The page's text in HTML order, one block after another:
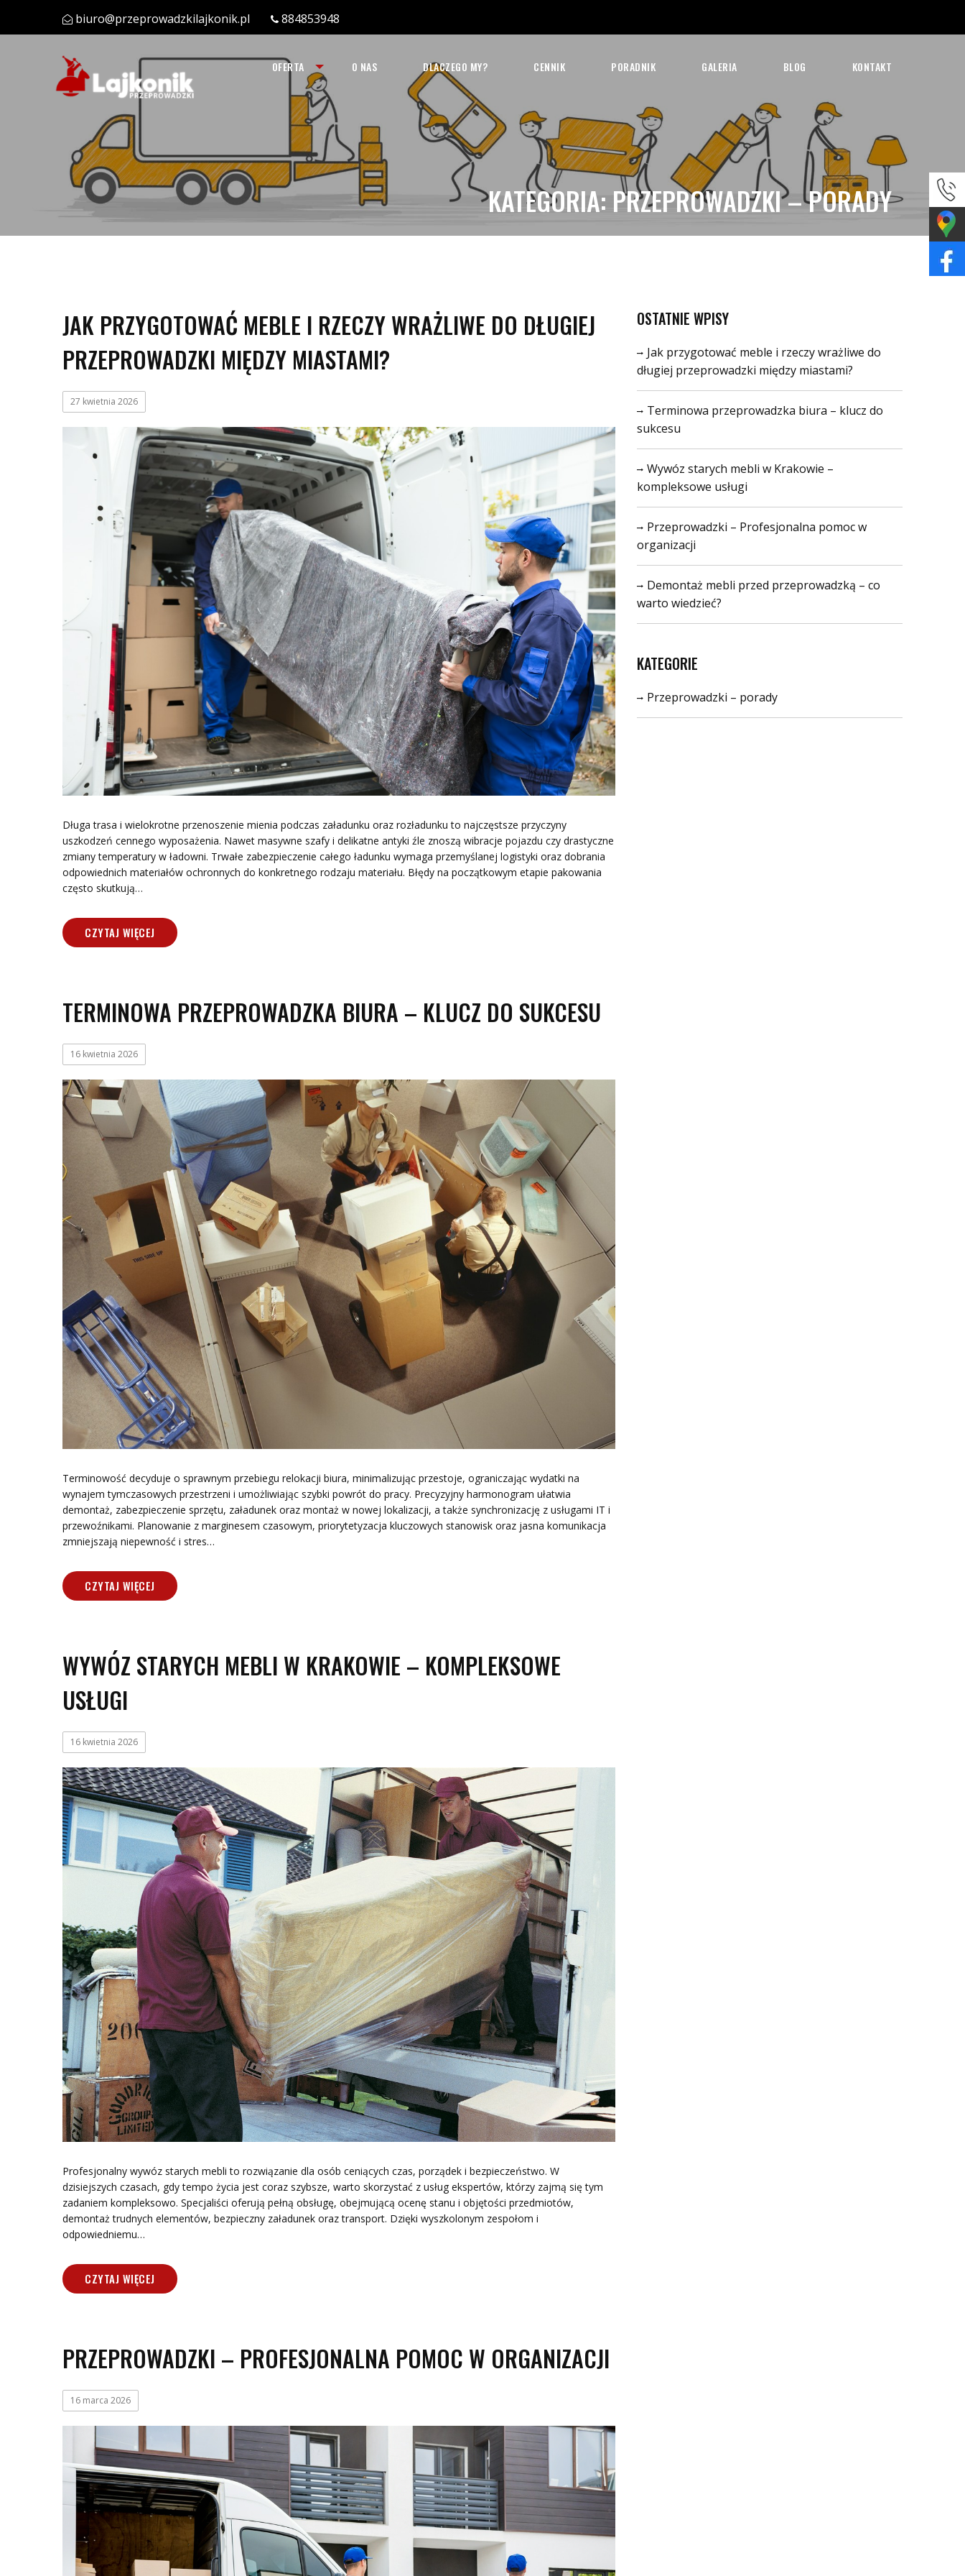
biuro@przeprowadzkilajkonik.pl 884853948
OFERTA O NAS DLACZEGO MY? CENNIK PORADNIK GALERIA BLOG KONTAKT
KATEGORIA: PRZEPROWADZKI – PORADY
JAK PRZYGOTOWAĆ MEBLE I RZECZY WRAŻLIWE DO DŁUGIEJ
PRZEPROWADZKI MIĘDZY MIASTAMI?
27 kwietnia 2026
Długa trasa i wielokrotne przenoszenie mienia podczas załadunku oraz rozładunku to najczęstsze przyczyny
uszkodzeń cennego wyposażenia. Nawet masywne szafy i delikatne antyki źle znoszą wibracje pojazdu czy drastyczne
zmiany temperatury w ładowni. Trwałe zabezpieczenie całego ładunku wymaga przemyślanej logistyki oraz dobrania
odpowiednich materiałów ochronnych do konkretnego rodzaju materiału. Błędy na początkowym etapie pakowania
często skutkują…
CZYTAJ WIĘCEJ
TERMINOWA PRZEPROWADZKA BIURA – KLUCZ DO SUKCESU
16 kwietnia 2026
Terminowość decyduje o sprawnym przebiegu relokacji biura, minimalizując przestoje, ograniczając wydatki na
wynajem tymczasowych przestrzeni i umożliwiając szybki powrót do pracy. Precyzyjny harmonogram ułatwia
demontaż, zabezpieczenie sprzętu, załadunek oraz montaż w nowej lokalizacji, a także synchronizację z usługami IT i
przewoźnikami. Planowanie z marginesem czasowym, priorytetyzacja kluczowych stanowisk oraz jasna komunikacja
zmniejszają niepewność i stres…
CZYTAJ WIĘCEJ
WYWÓZ STARYCH MEBLI W KRAKOWIE – KOMPLEKSOWE
USŁUGI
16 kwietnia 2026
Profesjonalny wywóz starych mebli to rozwiązanie dla osób ceniących czas, porządek i bezpieczeństwo. W
dzisiejszych czasach, gdy tempo życia jest coraz szybsze, warto skorzystać z usług ekspertów, którzy zajmą się tym
zadaniem kompleksowo. Specjaliści oferują pełną obsługę, obejmującą ocenę stanu i objętości przedmiotów,
demontaż trudnych elementów, bezpieczny załadunek oraz transport. Dzięki wyszkolonym zespołom i
odpowiedniemu…
CZYTAJ WIĘCEJ
PRZEPROWADZKI – PROFESJONALNA POMOC W ORGANIZACJI
16 marca 2026
OSTATNIE WPISY
Jak przygotować meble i rzeczy wrażliwe do
długiej przeprowadzki między miastami?
Terminowa przeprowadzka biura – klucz do
sukcesu
Wywóz starych mebli w Krakowie –
kompleksowe usługi
Przeprowadzki – Profesjonalna pomoc w
organizacji
Demontaż mebli przed przeprowadzką – co
warto wiedzieć?
KATEGORIE
Przeprowadzki – porady